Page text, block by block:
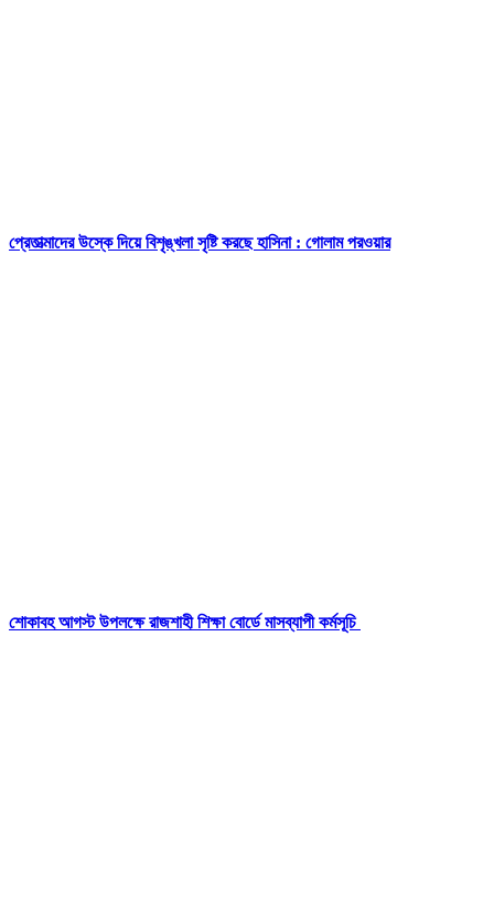
প্রেতাত্মাদের উস্কে দিয়ে বিশৃঙ্খলা সৃষ্টি করছে হাসিনা : গোলাম পরওয়ার
শোকাবহ আগস্ট উপলক্ষে রাজশাহী শিক্ষা বোর্ডে মাসব্যাপী কর্মসূচি